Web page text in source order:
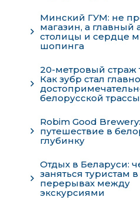
Минский ГУМ: не
магазин, а главный
столицы и сердце
шопинга
20-метровый страж
Как зубр стал
белорусской трассы
Robim Good
путешествие в
глубинку
Отдых в Беларуси:
заняться туристам в
перерывах между
экскурсиями